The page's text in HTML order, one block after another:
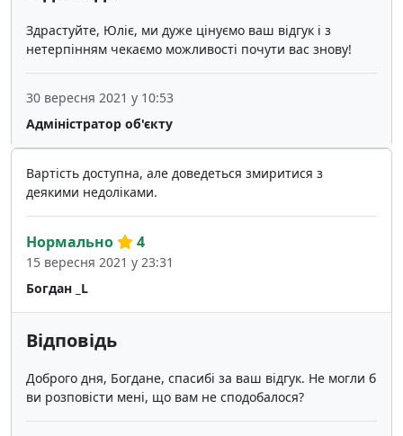
Здрастуйте, Юліє, ми дуже цінуємо ваш відгук і з
нетерпінням чекаємо можливості почути вас знову!
Адміністратор об'єкту
30 вересня 2021 у 10:53
Вартість доступна, але доведеться змиритися з
деякими недоліками.
Богдан _L
Нормально 4
15 вересня 2021 у 23:31
Відповідь
Доброго дня, Богдане, спасибі за ваш відгук. Не могли б
ви розповісти мені, що вам не сподобалося?